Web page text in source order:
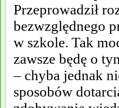
Przeprowadził
bezwzględnego
w szkole. Tak
zawsze będę o
– chyba jednak
sposobów